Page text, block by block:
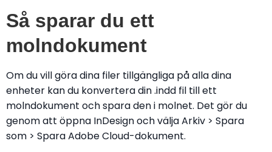
Så sparar du ett
molndokument
Om du vill göra dina filer tillgängliga på alla dina
enheter kan du konvertera din .indd fil till ett
molndokument och spara den i molnet. Det gör du
genom att öppna InDesign och välja Arkiv > Spara
som > Spara Adobe Cloud-dokument.